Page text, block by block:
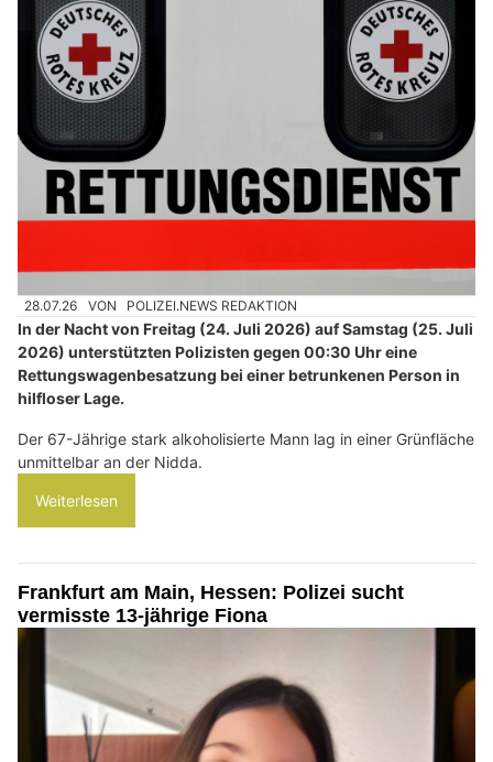
28.07.26 VON POLIZEI.NEWS REDAKTION
In der Nacht von Freitag (24. Juli 2026) auf Samstag (25. Juli
2026) unterstützten Polizisten gegen 00:30 Uhr eine
Rettungswagenbesatzung bei einer betrunkenen Person in
hilfloser Lage.
Der 67-Jährige stark alkoholisierte Mann lag in einer Grünfläche
unmittelbar an der Nidda.
Weiterlesen
Frankfurt am Main, Hessen: Polizei sucht
vermisste 13-jährige Fiona